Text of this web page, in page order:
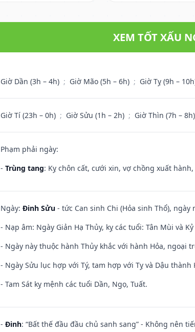
XEM TỐT XẤU
Giờ Dần (3h – 4h) ; Giờ Mão (5h – 6h) ; Giờ Tỵ (9h –
Giờ Tí (23h – 0h) ; Giờ Sửu (1h – 2h) ; Giờ Thìn (7h – 8h)
Phạm phải ngày:
- Trùng tang: Kỵ chôn cất, cưới xin, vợ chồng xuất
Ngày: Đinh Sửu - tức Can sinh Chi (Hỏa sinh Thổ), ngày
- Nạp âm: Ngày Giản Hạ Thủy, kỵ các tuổi: Tân Mùi và
- Ngày này thuộc hành Thủy khắc với hành Hỏa, ngoại
- Ngày Sửu lục hợp với Tý, tam hợp với Tỵ và Dậu
- Tam Sát kỵ mệnh các tuổi Dần, Ngọ, Tuất.
- Đinh: “Bất thế đầu đầu chủ sanh sang” - Không nên